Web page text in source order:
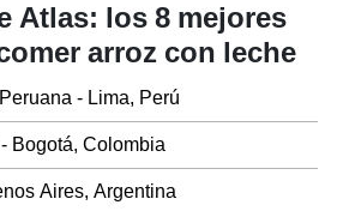
Atlas: los 8 mejores
arroz con leche
- Lima, Perú
Bogotá, Colombia
Aires, Argentina